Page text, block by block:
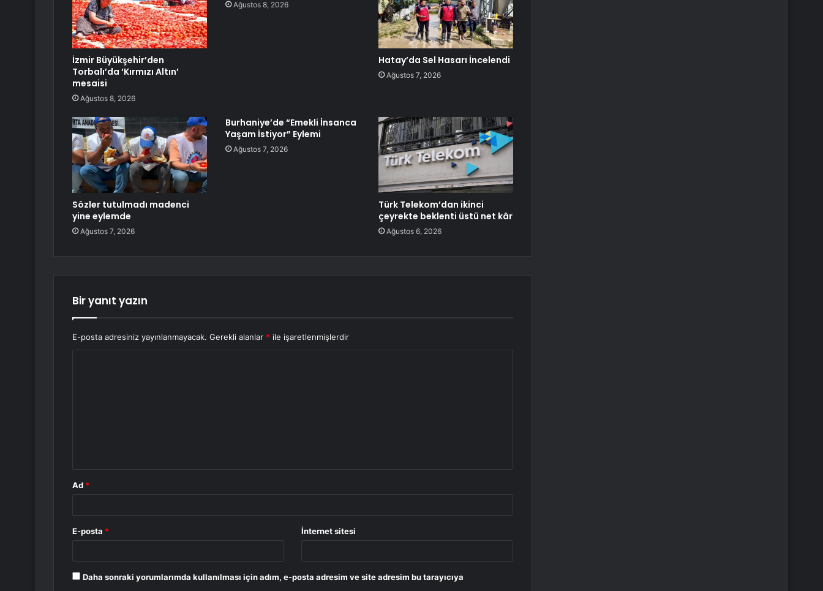
İzmir Büyükşehir’den
Torbalı’da ‘Kırmızı Altın’
mesaisi
Ağustos 8, 2026
Ağustos 8, 2026
Hatay’da Sel Hasarı İncelendi
Ağustos 7, 2026
Sözler tutulmadı madenci
yine eylemde
Ağustos 7, 2026
Burhaniye’de “Emekli İnsanca
Yaşam İstiyor” Eylemi
Ağustos 7, 2026
Türk Telekom’dan ikinci
çeyrekte beklenti üstü net kâr
Ağustos 6, 2026
Bir yanıt yazın
E-posta adresiniz yayınlanmayacak. Gerekli alanlar * ile işaretlenmişlerdir
Ad *
E-posta * İnternet sitesi
Daha sonraki yorumlarımda kullanılması için adım, e-posta adresim ve site adresim bu tarayıcıya